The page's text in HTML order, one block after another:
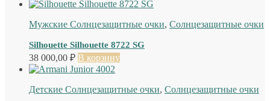
Мужские Солнцезащитные очки, Солнцезащитные очки
Silhouette Silhouette 8722 SG
38 000,00 ₽ В корзину
Детские Солнцезащитные очки, Солнцезащитные очки